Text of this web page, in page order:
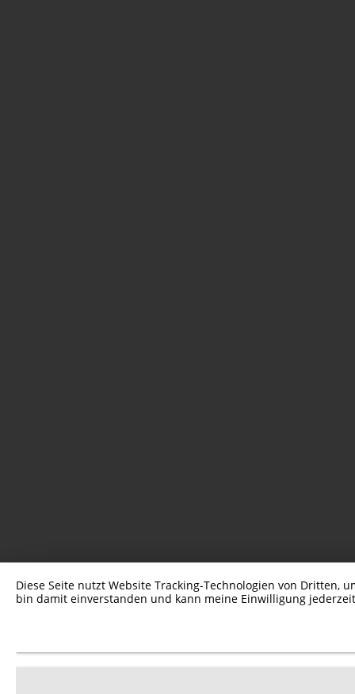
Diese Seite nutzt Website Tracking-Technologien von
bin damit einverstanden und kann meine Einwilligung